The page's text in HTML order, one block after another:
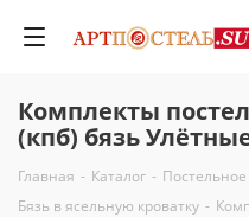
Комплекты
(кпб) бязь
Главная - Каталог -
Бязь в ясельную кроватку -